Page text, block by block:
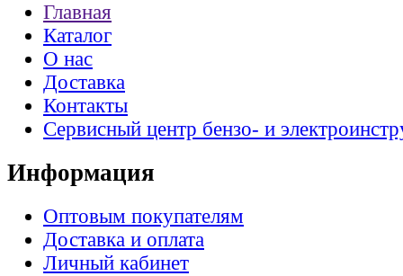
Главная
Каталог
О нас
Доставка
Контакты
Сервисный центр бензо- и
Информация
Оптовым покупателям
Доставка и оплата
Личный кабинет